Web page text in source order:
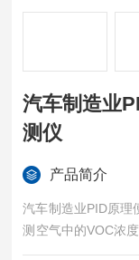
汽车制造业
测仪
产品简介
汽车制造业PID原理
测空气中的VOC浓
的检测能力，即便